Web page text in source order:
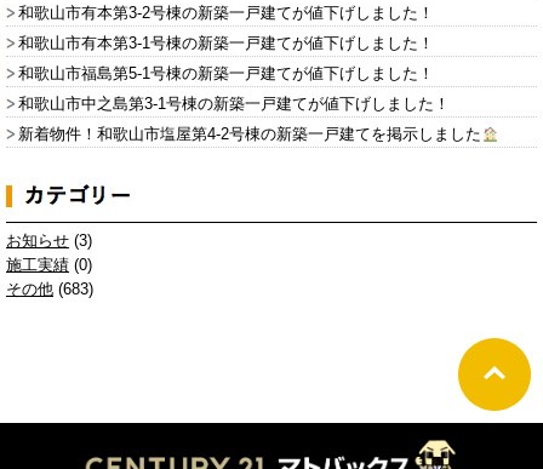
和歌山市有本第3-2号棟の新築一戸建てが値下げしました！
和歌山市有本第3-1号棟の新築一戸建てが値下げしました！
和歌山市福島第5-1号棟の新築一戸建てが値下げしました！
和歌山市中之島第3-1号棟の新築一戸建てが値下げしました！
新着物件！和歌山市塩屋第4-2号棟の新築一戸建てを掲示しました
お知らせ (3)
施工実績 (0)
その他 (683)